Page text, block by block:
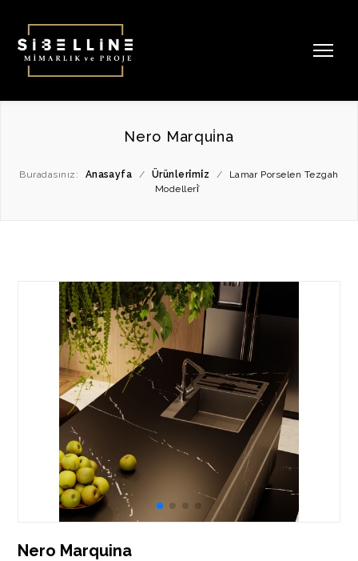
Nero Marqui̇na
Buradasınız: Anasayfa / Ürünleri̇mi̇z /
Lamar Porselen Tezgah
Modelleri̇̇
Nero Marquina